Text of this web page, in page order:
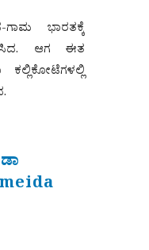
ಗಾಮ ಭಾರತಕ್ಕೆ
ಆಗ ಈತ
ಕಲ್ಲಿಕೋಟೆಗಳಲ್ಲಿ